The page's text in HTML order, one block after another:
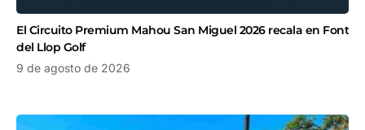
El Circuito Premium Mahou San Miguel 2026 recala en Font
del Llop Golf
9 de agosto de 2026